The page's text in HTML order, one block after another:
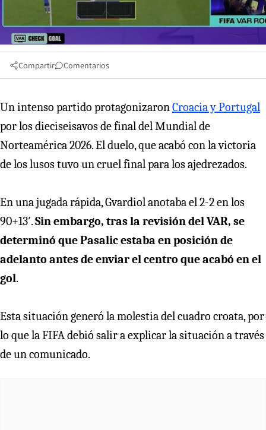
Compartir Comentarios
Un intenso partido protagonizaronCroacia y Portugal
por los dieciseisavos de final del Mundial de
Norteamérica 2026. El duelo, que acabó con la victoria
de los lusos tuvo un cruel final para los ajedrezados.
En una jugada rápida, Gvardiol anotaba el 2-2 en los
90+13′.Sin embargo, tras la revisión del VAR, se
determinó que Pasalic estaba en posición de
adelanto antes de enviar el centro que acabó en el
gol.
Esta situación generó la molestia del cuadro croata, por
lo que la FIFA debió salir a explicar la situación a través
de un comunicado.